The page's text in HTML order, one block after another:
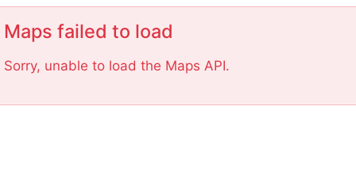
Maps failed to load
Sorry, unable to load the Maps API.